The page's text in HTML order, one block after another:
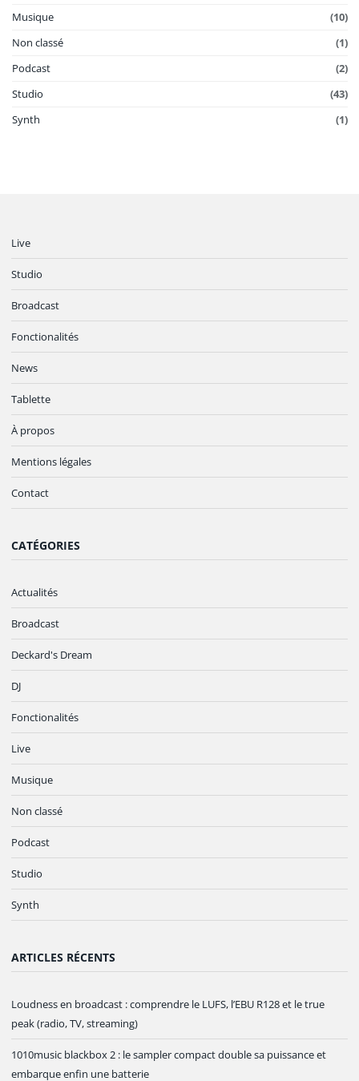
Musique
(10)
Non classé
(1)
Podcast
(2)
Studio
(43)
Synth
(1)
Live
Studio
Broadcast
Fonctionalités
News
Tablette
À propos
Mentions légales
Contact
CATÉGORIES
Actualités
Broadcast
Deckard's Dream
DJ
Fonctionalités
Live
Musique
Non classé
Podcast
Studio
Synth
ARTICLES RÉCENTS
Loudness en broadcast : comprendre le LUFS, l’EBU R128 et le true
peak (radio, TV, streaming)
1010music blackbox 2 : le sampler compact double sa puissance et
embarque enfin une batterie